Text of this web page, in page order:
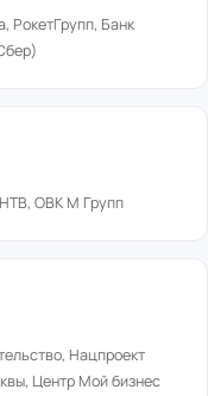
РокетГрупп, Банк
ОВК М Групп
Нацпроект
Центр Мой бизнес